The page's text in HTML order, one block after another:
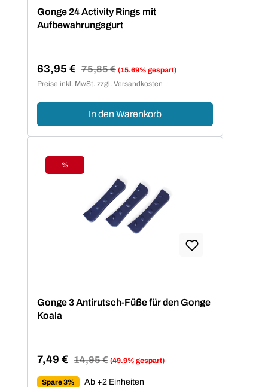
Gonge 24 Activity Rings mit
Aufbewahrungsgurt
Verkaufspreis:
63,95 € Regulärer Preis:
75,85 € (15.69% gespart)
Preise inkl. MwSt. zzgl. Versandkosten
In den Warenkorb
Rabatt
%
Gonge 3 Antirutsch-Füße für den Gonge
Koala
Verkaufspreis:
7,49 € Regulärer Preis:
14,95 € (49.9% gespart)
Spare 3% Ab +2 Einheiten